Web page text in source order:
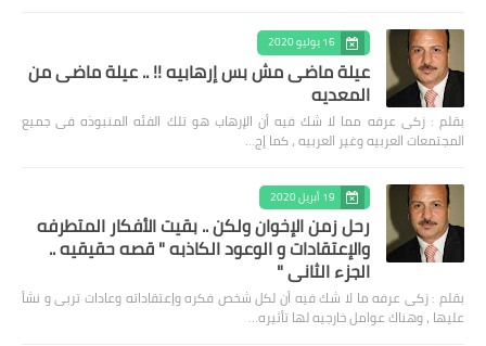
16 يوليو 2020
عيلة ماضى مش بس إرهابيه !! .. عيلة ماضى من
المعديه
بقلم : زكى عرفه مما لا شك فيه أن الإرهاب هو تلك الفئه المنبوذه فى جميع
المجتمعات العربيه وغير العربيه ، كما إج…
19 أبريل 2020
رحل زمن الإخوان ولكن .. بقيت الأفكار المتطرفه
والإعتقادات و الوعود الكاذبه " قصه حقيقيه ..
الجزء الثاني "
بقلم : زكى عرفه ‎ما لا شك فيه أن لكل شخص فكره وإعتقاداته وعادات تربى و نشأ
عليها ، وهناك عوامل خارجيه لها تأثيره…